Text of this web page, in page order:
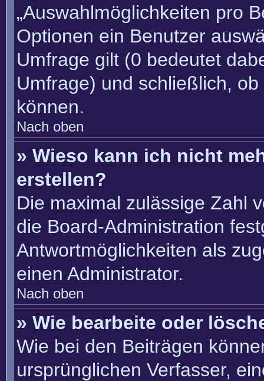
„Auswahlmöglichkeiten pro
Optionen ein Benutzer
Umfrage gilt (0 bedeutet
Umfrage) und schließlich,
können.
Nach oben
» Wieso kann ich nicht
erstellen?
Die maximal zulässige Zahl
die Board-Administration
Antwortmöglichkeiten als
einen Administrator.
Nach oben
» Wie bearbeite oder
Wie bei den Beiträgen
ursprünglichen Verfasser,